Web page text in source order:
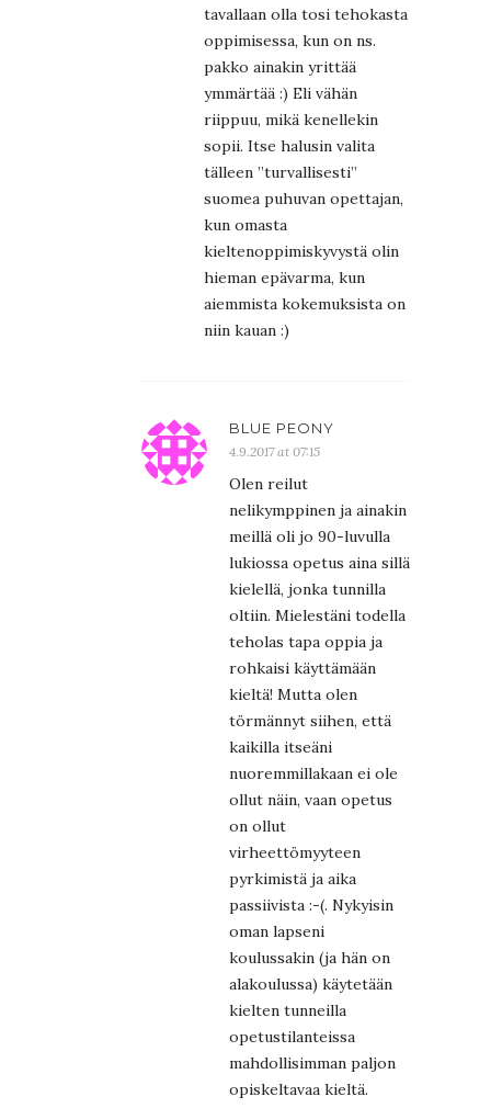
tavallaan olla tosi tehokasta
oppimisessa, kun on ns.
pakko ainakin yrittää
ymmärtää :) Eli vähän
riippuu, mikä kenellekin
sopii. Itse halusin valita
tälleen ”turvallisesti”
suomea puhuvan opettajan,
kun omasta
kieltenoppimiskyvystä olin
hieman epävarma, kun
aiemmista kokemuksista on
niin kauan :)
BLUE PEONY
4.9.2017 at 07:15
Olen reilut
nelikymppinen ja ainakin
meillä oli jo 90-luvulla
lukiossa opetus aina sillä
kielellä, jonka tunnilla
oltiin. Mielestäni todella
teholas tapa oppia ja
rohkaisi käyttämään
kieltä! Mutta olen
törmännyt siihen, että
kaikilla itseäni
nuoremmillakaan ei ole
ollut näin, vaan opetus
on ollut
virheettömyyteen
pyrkimistä ja aika
passiivista :-(. Nykyisin
oman lapseni
koulussakin (ja hän on
alakoulussa) käytetään
kielten tunneilla
opetustilanteissa
mahdollisimman paljon
opiskeltavaa kieltä.